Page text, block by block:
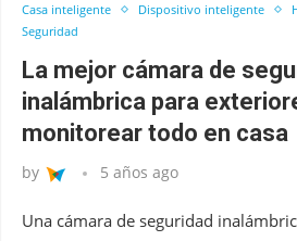
Casa inteligente Dispositivo inteligente
Seguridad
La mejor cámara de
inalámbrica para
monitorear todo en casa
by 5 años ago
Una cámara de seguridad